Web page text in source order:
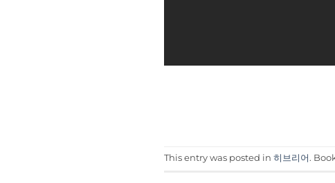
This entry was posted in 히브리어 .